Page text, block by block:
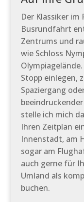
Der Klassiker
Busrundfahrt
Zentrums und
wie Schloss
Stopp einlegen,
Spaziergang
stelle ich mich
Ihren Zeitplan
Innenstadt, am
sogar am
auch gerne für
Umland als
buchen.